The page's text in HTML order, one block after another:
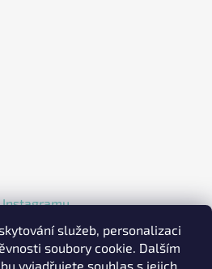
služeb, personalizaci
soubory cookie. Dalším
vyjadřujete souhlas s jejich